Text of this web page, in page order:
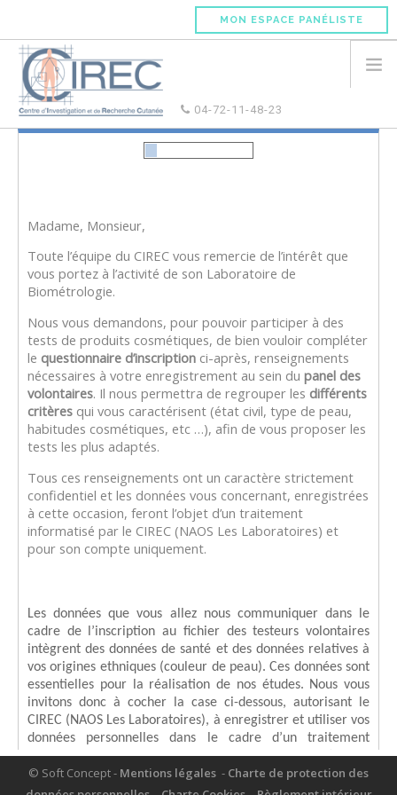
MON ESPACE PANÉLISTE
04-72-11-48-23
PRÉSENTATION DU CIREC
DEVENIR PANÉLISTE
QUESTIONS FRÉQUENTES
© Soft Concept - Mentions légales - Charte de protection des